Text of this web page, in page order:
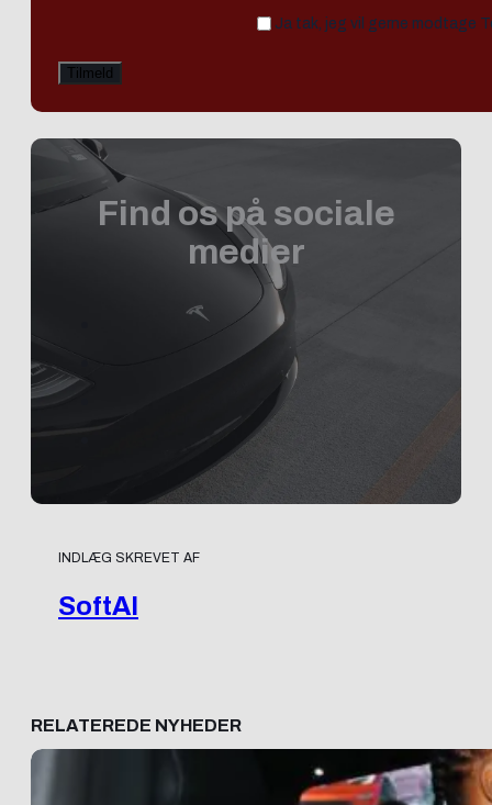
Ja tak, jeg vil gerne modtage
Find os på sociale
medier
INDLÆG SKREVET AF
SoftAI
RELATEREDE NYHEDER